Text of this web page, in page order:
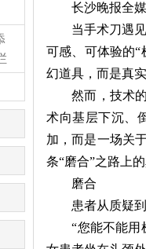
长沙晚报全媒
当手术刀遇见
可感、可体验的
幻道具，而是真
然而，技术的
术向基层下沉、
加，而是一场关
条“磨合”之路上的
磨合
患者从质疑到
“您能不能用机